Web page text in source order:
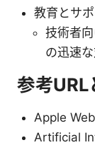
教育とサ
技術者
の迅速
参考URL
Apple
Artificial